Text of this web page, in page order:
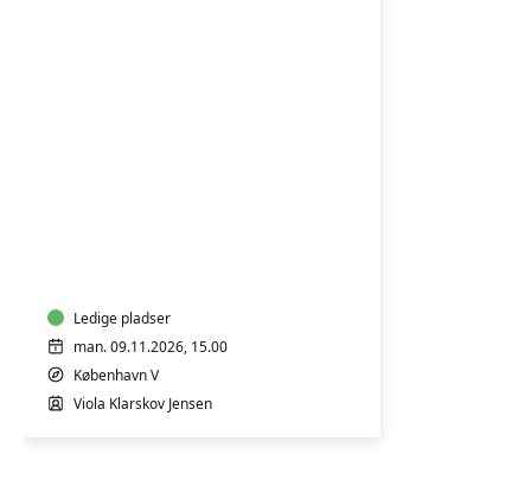
2
år
Ledige pladser
man. 09.11.2026, 15.00
København V
Viola Klarskov Jensen